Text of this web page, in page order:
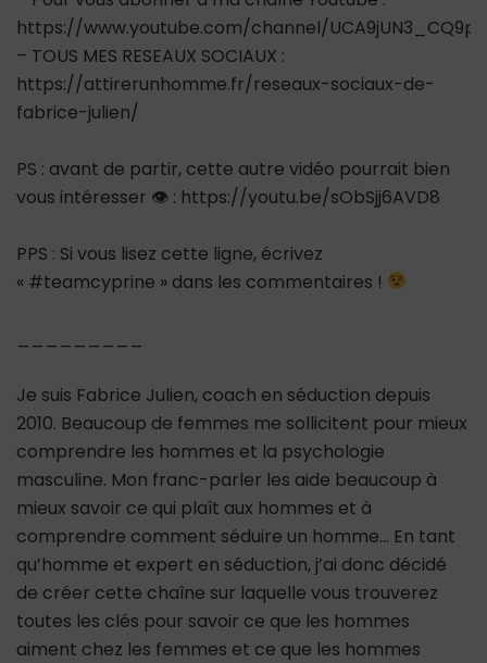
https://www.youtube.com/channel/
– TOUS MES RESEAUX SOCIAUX :
https://attirerunhomme.fr/reseaux-sociaux-de-
fabrice-julien/
PS : avant de partir, cette autre vidéo pourrait bien
vous intéresser 👁 : https://youtu.be/sObSjj6AVD8
PPS : Si vous lisez cette ligne, écrivez
« #teamcyprine » dans les commentaires !
Je suis Fabrice Julien, coach en séduction depuis
2010. Beaucoup de femmes me sollicitent pour mieux
comprendre les hommes et la psychologie
masculine. Mon franc-parler les aide beaucoup à
mieux savoir ce qui plaît aux hommes et à
comprendre comment séduire un homme… En tant
qu’homme et expert en séduction, j’ai donc décidé
de créer cette chaîne sur laquelle vous trouverez
toutes les clés pour savoir ce que les hommes
aiment chez les femmes et ce que les hommes